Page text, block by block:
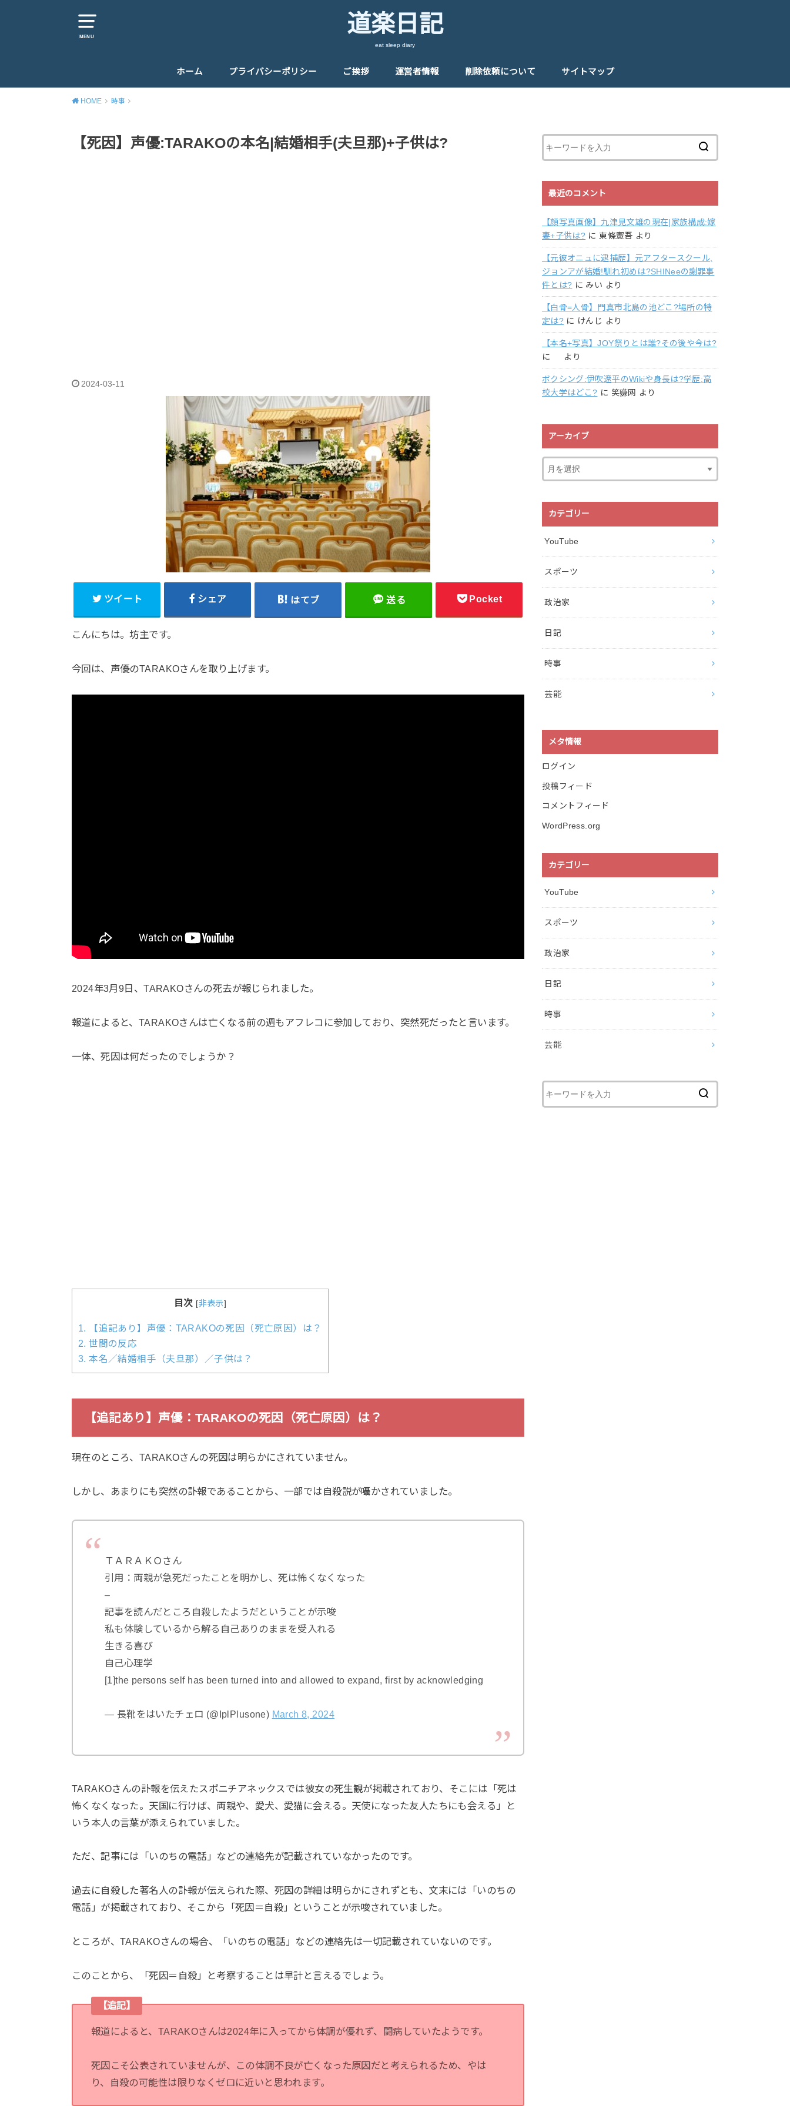
MENU 道楽日記
eat sleep diary
ホーム プライバシーポリシー ご挨拶 運営者情報 削除依頼について サイトマップ
HOME 時事
【死因】声優:TARAKOの本名|結婚相手(夫旦那)+子供は?
2024-03-11
ツイート シェア はてブ 送る Pocket
こんにちは。坊主です。
今回は、声優のTARAKOさんを取り上げます。
2024年3月9日、TARAKOさんの死去が報じられました。
報道によると、TARAKOさんは亡くなる前の週もアフレコに参加しており、突然死だったと言います。
一体、死因は何だったのでしょうか？
目次 [非表示]
1.
【追記あり】声優：TARAKOの死因（死亡原因）は？
2. 世間の反応
3. 本名／結婚相手（夫旦那）／子供は？
【追記あり】声優：TARAKOの死因（死亡原因）は？
現在のところ、TARAKOさんの死因は明らかにされていません。
しかし、あまりにも突然の訃報であることから、一部では自殺説が囁かされていました。
ＴＡＲＡＫＯさん
引用：両親が急死だったことを明かし、死は怖くなくなった
–
記事を読んだところ自殺したようだということが示唆
私も体験しているから解る自己ありのままを受入れる
生きる喜び
自己心理学
[1]the persons self has been turned into and allowed to expand, first by acknowledging
— 長靴をはいたチェロ (@IplPlusone) March 8, 2024
TARAKOさんの訃報を伝えたスポニチアネックスでは彼女の死生観が掲載されており、そこには「死は
怖くなくなった。天国に行けば、両親や、愛犬、愛猫に会える。天使になった友人たちにも会える」と
いう本人の言葉が添えられていました。
ただ、記事には「いのちの電話」などの連絡先が記載されていなかったのです。
過去に自殺した著名人の訃報が伝えられた際、死因の詳細は明らかにされずとも、文末には「いのちの
電話」が掲載されており、そこから「死因＝自殺」ということが示唆されていました。
ところが、TARAKOさんの場合、「いのちの電話」などの連絡先は一切記載されていないのです。
このことから、「死因＝自殺」と考察することは早計と言えるでしょう。
【追記】
報道によると、TARAKOさんは2024年に入ってから体調が優れず、闘病していたようです。
死因こそ公表されていませんが、この体調不良が亡くなった原因だと考えられるため、やは
り、自殺の可能性は限りなくゼロに近いと思われます。
最近のコメント
【顔写真画像】九津見文雄の現在|家族構成:嫁
妻+子供は? に東條憲吾 より
【元彼オニュに逮捕歴】元アフタースクール,
ジョンアが結婚!馴れ初めは?SHINeeの謝罪事
件とは? に みい より
【白骨=人骨】門真市北島の池どこ?場所の特
定は? に けんじ より
【本名+写真】JOY祭りとは誰?その後や今は?
に
より
ボクシング:伊吹遼平のWikiや身長は?学歴:高
校大学はどこ? に 笑赚网 より
アーカイブ
カテゴリー
YouTube
スポーツ
政治家
日記
時事
芸能
メタ情報
ログイン
投稿フィード
コメントフィード
WordPress.org
カテゴリー
YouTube
スポーツ
政治家
日記
時事
芸能